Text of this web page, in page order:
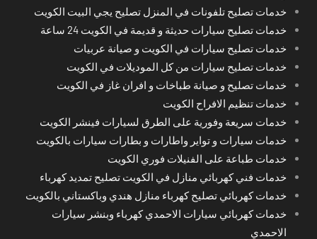
خدمات تصليح تلفونات في المنزل تصليح يجي البيت الكويت
خدمات تصليح سيارات حديثة و قديمة في الكويت 24 ساعة
خدمات تصليح سيارات في الكويت و صيانة عربيات
خدمات تصليح سيارات من كل الموديلات في الكويت
خدمات تصليح و صيانة طباخات و افران غاز في الكويت
خدمات تنظيم الافراح الكويت
خدمات سريعة وفورية على الطرق لسيارات فينشر الكويت
خدمات سيارات و تواير واطارات و بطارات سيارات بالكويت
خدمات طباعة على الفنيلات فوري الكويت
خدمات فني كهربائي منازل في الكويت تصليح تمديد كهرباء
خدمات كهربائي تصليح كهرباء منازل هندي وباكستاني بالكويت
خدمات كهربائي سيارات الاحمدي كهرباء وبنشر سيارات
الاحمدي